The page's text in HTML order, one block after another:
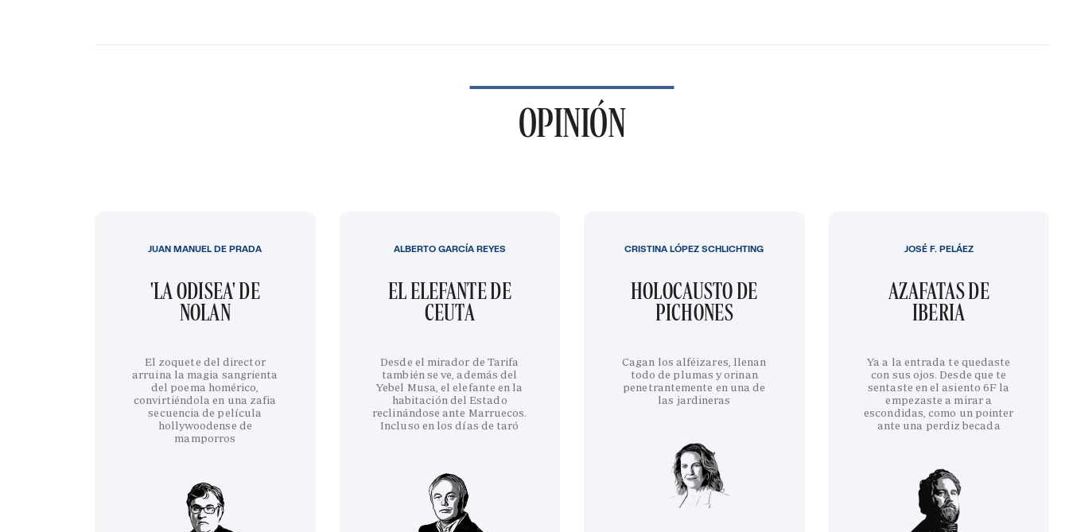
OPINIÓN
'LA ODISEA' DE
NOLAN
El zoquete del director
arruina la magia sangrienta
del poema homérico,
convirtiéndola en una zafia
secuencia de película
hollywoodense de
mamporros
JUAN MANUEL DE PRADA
EL ELEFANTE DE
CEUTA
Desde el mirador de Tarifa
también se ve, además del
Yebel Musa, el elefante en la
habitación del Estado
reclinándose ante Marruecos.
Incluso en los días de taró
ALBERTO GARCÍA REYES
HOLOCAUSTO DE
PICHONES
Cagan los alféizares, llenan
todo de plumas y orinan
penetrantemente en una de
las jardineras
CRISTINA LÓPEZ SCHLICHTING
AZAFATAS DE
IBERIA
Ya a la entrada te quedaste
con sus ojos. Desde que te
sentaste en el asiento 6F la
empezaste a mirar a
escondidas, como un pointer
ante una perdiz becada
JOSÉ F. PELÁEZ